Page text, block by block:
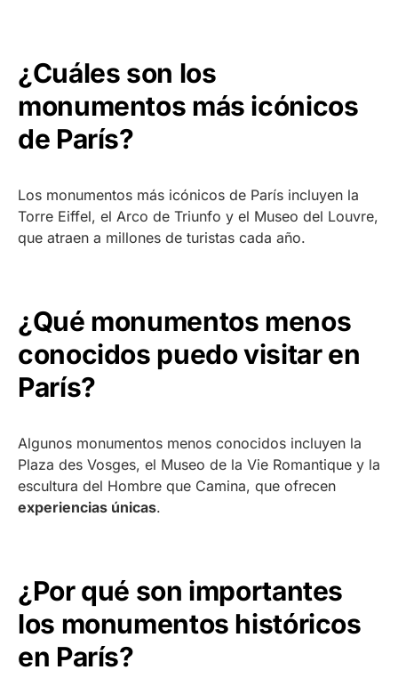
¿Cuáles son los
monumentos más icónicos
de París?
Los monumentos más icónicos de París incluyen la
Torre Eiffel, el Arco de Triunfo y el Museo del Louvre,
que atraen a millones de turistas cada año.
¿Qué monumentos menos
conocidos puedo visitar en
París?
Algunos monumentos menos conocidos incluyen la
Plaza des Vosges, el Museo de la Vie Romantique y la
escultura del Hombre que Camina, que ofrecen
experiencias únicas.
¿Por qué son importantes
los monumentos históricos
en París?